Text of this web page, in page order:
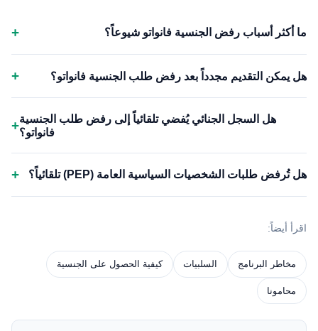
ما أكثر أسباب رفض الجنسية فانواتو شيوعاً؟ +
هل يمكن التقديم مجدداً بعد رفض طلب الجنسية فانواتو؟ +
هل السجل الجنائي يُفضي تلقائياً إلى رفض طلب الجنسية
فانواتو؟+
هل تُرفض طلبات الشخصيات السياسية العامة (PEP) تلقائياً؟ +
اقرأ أيضاً:
مخاطر البرنامج السلبيات كيفية الحصول على الجنسية
محامونا